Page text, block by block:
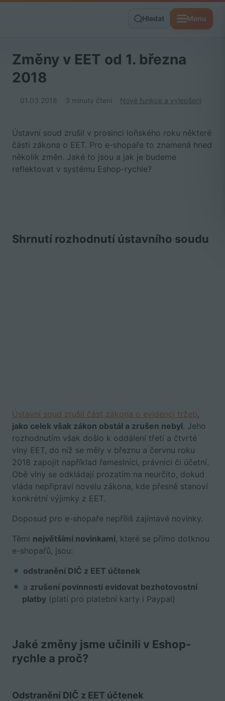
Hledat Menu
Změny v EET od 1. března
2018
01.03.2018 3 minuty čtení Nové funkce a vylepšení
Ústavní soud zrušil v prosinci loňského roku některé
části zákona o EET. Pro e-shopaře to znamená hned
několik změn. Jaké to jsou a jak je budeme
reflektovat v systému Eshop-rychle?
Shrnutí rozhodnutí ústavního soudu
Ústavní soud zrušil část zákona o evidenci tržeb,
jako celek však zákon obstál a zrušen nebyl. Jeho
rozhodnutím však došlo k oddálení třetí a čtvrté
vlny EET, do níž se měly v březnu a červnu roku
2018 zapojit například řemeslníci, právníci či účetní.
Obě vlny se odkládají prozatím na neurčito, dokud
vláda nepřipraví novelu zákona, kde přesně stanoví
konkrétní výjimky z EET.
Doposud pro e-shopaře nepříliš zajímavé novinky.
Těmi největšími novinkami, které se přímo dotknou
e-shopařů, jsou:
odstranění DIČ z EET účtenek
a zrušení povinnosti evidovat bezhotovostní
platby (platí pro platební karty i Paypal)
Jaké změny jsme učinili v Eshop-
rychle a proč?
Odstranění DIČ z EET účtenek